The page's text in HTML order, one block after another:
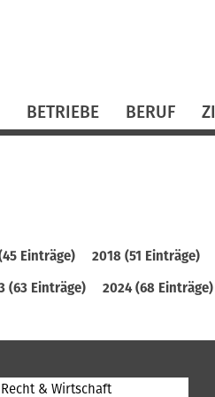
BETRIEBE BERUF
Einträge) 2018 (51 Einträge)
(63 Einträge) 2024 (68 Einträge)
Recht & Wirtschaft